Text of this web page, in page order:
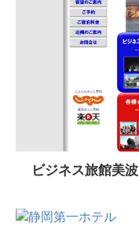
ビジネス旅館美波